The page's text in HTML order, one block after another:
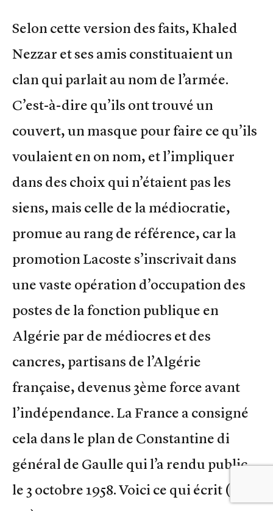
Selon cette version des faits, Khaled
Nezzar et ses amis constituaient un
clan qui parlait au nom de l’armée.
C’est-à-dire qu’ils ont trouvé un
couvert, un masque pour faire ce qu’ils
voulaient en on nom, et l’impliquer
dans des choix qui n’étaient pas les
siens, mais celle de la médiocratie,
promue au rang de référence, car la
promotion Lacoste s’inscrivait dans
une vaste opération d’occupation des
postes de la fonction publique en
Algérie par de médiocres et des
cancres, partisans de l’Algérie
française, devenus 3ème force avant
l’indépendance. La France a consigné
cela dans le plan de Constantine di
général de Gaulle qui l’a rendu public
le 3 octobre 1958. Voici ce qui écrit (page